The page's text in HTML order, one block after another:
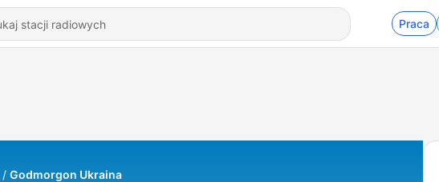
Praca
Godmorgon Ukraina